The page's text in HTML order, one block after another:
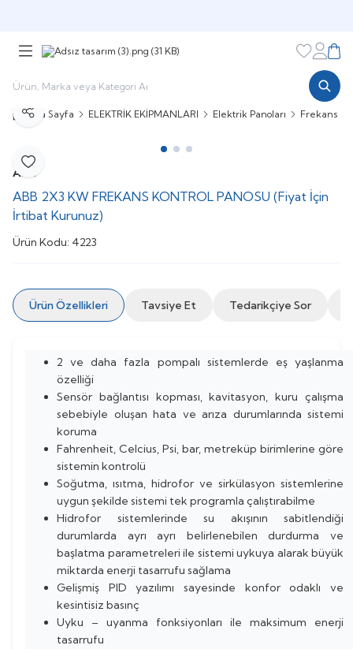
Favorilerim
Ana Sayfa ELEKTRİK EKİPMANLARI Elektrik Panoları Frekans
Favoriye Ekle
Paylaş
ABB
ABB 2X3 KW FREKANS KONTROL PANOSU (Fiyat İçin
İrtibat Kurunuz)
Ürün Kodu: 4223
Ürün Özellikleri Tavsiye Et Tedarikçiye Sor
2 ve daha fazla pompalı sistemlerde eş yaşlanma
özelliği
Sensör bağlantısı kopması, kavitasyon, kuru çalışma
sebebiyle oluşan hata ve arıza durumlarında sistemi
koruma
Fahrenheit, Celcius, Psi, bar, metreküp birimlerine göre
sistemin kontrolü
Soğutma, ısıtma, hidrofor ve sirkülasyon sistemlerine
uygun şekilde sistemi tek programla çalıştırabilme
Hidrofor sistemlerinde su akışının sabitlendiği
durumlarda ayrı ayrı belirlenebilen durdurma ve
başlatma parametreleri ile sistemi uykuya alarak büyük
miktarda enerji tasarrufu sağlama
Gelişmiş PID yazılımı sayesinde konfor odaklı ve
kesintisiz basınç
Uyku – uyanma fonksiyonları ile maksimum enerji
tasarrufu